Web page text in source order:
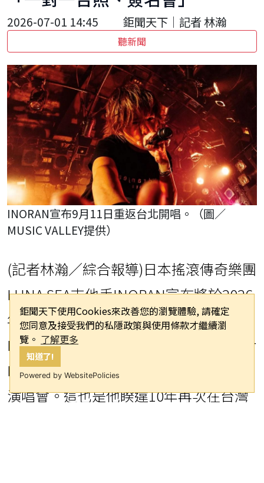
鉅聞天下使用Cookies來改善您的瀏覽體驗, 請確定
您同意及接受我們的私隱政策與使用條款才繼續瀏
覽。 了解更多
知道了!
Powered by WebsitePolicies
2026-07-01 14:45 鉅聞天下｜記者 林瀚
聽新聞
INORAN宣布9月11日重返台北開唱。（圖／
MUSIC VALLEY提供）
(記者林瀚／綜合報導)日本搖滾傳奇樂團
LUNA SEA吉他手INORAN宣布將於2026
年9月11日再度來台，於The Wall Live
House舉辦「INORAN - Jade & Pearl Far
East Island - ASIA TOUR 2026」台北場
演唱會。這也是他睽違10年再次在台灣